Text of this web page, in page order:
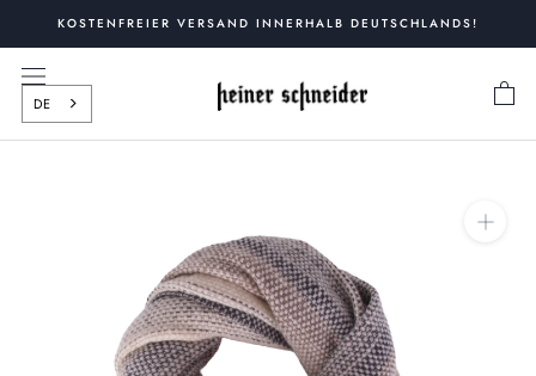
springen
KOSTENFREIER VERSAND INNERHALB DEUTSCHLANDS!
DE